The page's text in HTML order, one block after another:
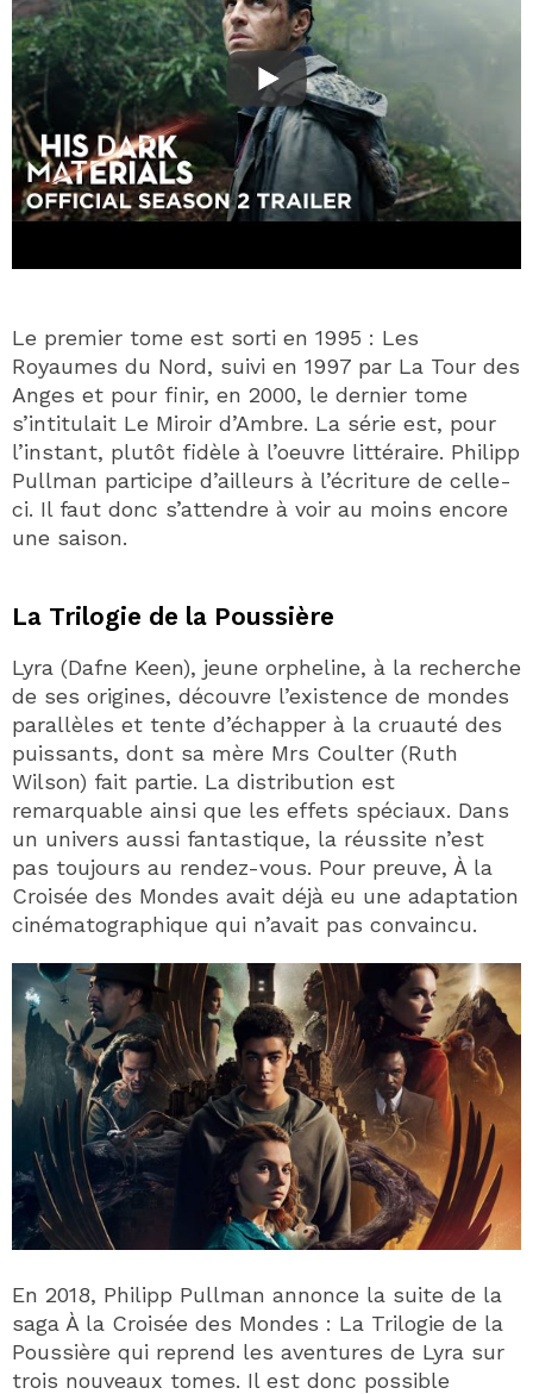
Le premier tome est sorti en 1995 : Les
Royaumes du Nord, suivi en 1997 par La Tour des
Anges et pour finir, en 2000, le dernier tome
s’intitulait Le Miroir d’Ambre. La série est, pour
l’instant, plutôt fidèle à l’oeuvre littéraire. Philipp
Pullman participe d’ailleurs à l’écriture de celle-
ci. Il faut donc s’attendre à voir au moins encore
une saison.
La Trilogie de la Poussière
Lyra (Dafne Keen), jeune orpheline, à la recherche
de ses origines, découvre l’existence de mondes
parallèles et tente d’échapper à la cruauté des
puissants, dont sa mère Mrs Coulter (Ruth
Wilson) fait partie. La distribution est
remarquable ainsi que les effets spéciaux. Dans
un univers aussi fantastique, la réussite n’est
pas toujours au rendez-vous. Pour preuve, À la
Croisée des Mondes avait déjà eu une adaptation
cinématographique qui n’avait pas convaincu.
En 2018, Philipp Pullman annonce la suite de la
saga À la Croisée des Mondes : La Trilogie de la
Poussière qui reprend les aventures de Lyra sur
trois nouveaux tomes. Il est donc possible